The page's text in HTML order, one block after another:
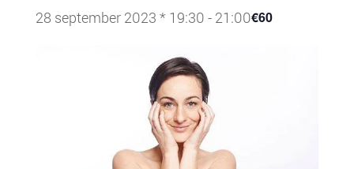
28 september 2023 * 19:30 - 21:00€60